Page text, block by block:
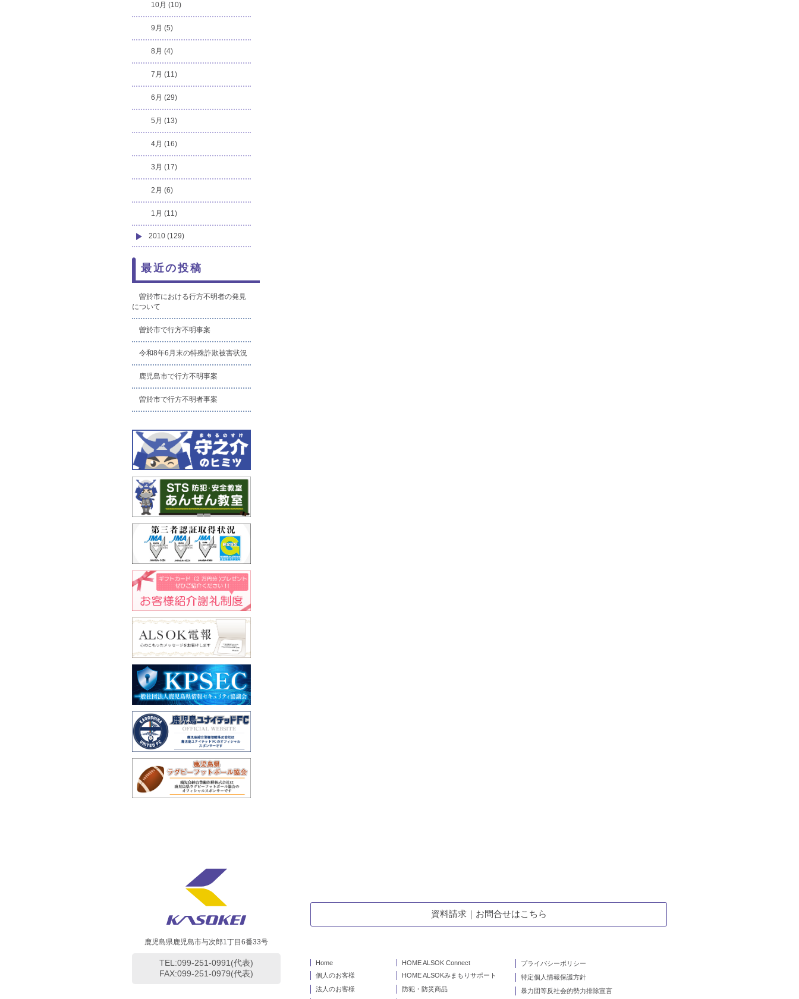
10月 (10)
9月 (5)
8月 (4)
7月 (11)
6月 (29)
5月 (13)
4月 (16)
3月 (17)
2月 (6)
1月 (11)
2010 (129)
最近の投稿
曽於市における行方不明者の発見
について
曽於市で行方不明事案
令和8年6月末の特殊詐欺被害状況
鹿児島市で行方不明事案
曽於市で行方不明者事案
鹿児島県鹿児島市与次郎1丁目6番33号
TEL:099-251-0991(代表)
FAX:099-251-0979(代表)
資料請求｜お問合せはこちら
Home
個人のお客様
法人のお客様
HOME ALSOK Connect
HOME ALSOKみまもりサポート
防犯・防災商品
プライバシーポリシー
特定個人情報保護方針
暴力団等反社会的勢力排除宣言